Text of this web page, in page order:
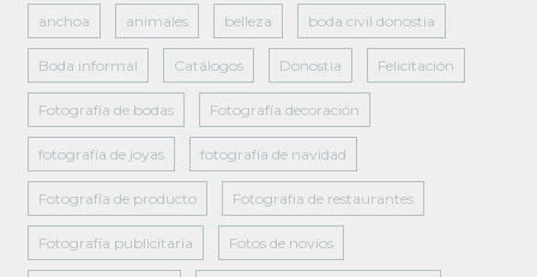
anchoa animales belleza boda civil donostia
Boda informal Catálogos Donostia Felicitación
Fotografía de bodas Fotografía decoración
fotografía de joyas fotografía de navidad
Fotografía de producto Fotografía de restaurantes
Fotografía publicitaria Fotos de novios